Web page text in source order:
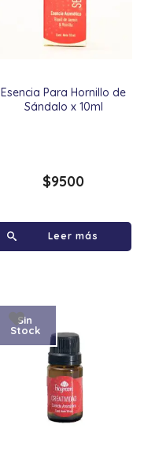
Esencia Para Hornillo de
Sándalo x 10ml
$9500
Leer más
Sin
Stock